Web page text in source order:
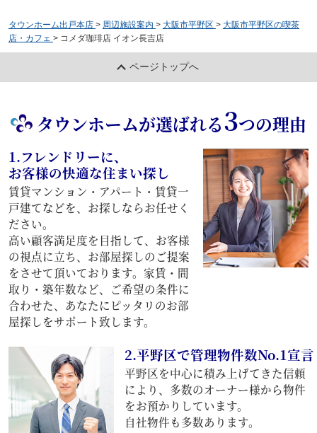
タウンホーム出戸本店 > 周辺施設案内 > 大阪市平野区 > 大阪市平野区の喫茶
店・カフェ > コメダ珈琲店 イオン長吉店
ページトップへ
タウンホームが選ばれる3つの理由
1.フレンドリーに、
お客様の快適な住まい探し
賃貸マンション・アパート・賃貸一
戸建てなどを、お探しならお任せく
ださい。
高い顧客満足度を目指して、お客様
の視点に立ち、お部屋探しのご提案
をさせて頂いております。家賃・間
取り・築年数など、ご希望の条件に
合わせた、あなたにピッタリのお部
屋探しをサポート致します。
2.平野区で管理物件数No.1宣言
平野区を中心に積み上げてきた信頼
により、多数のオーナー様から物件
をお預かりしています。
自社物件も多数あります。